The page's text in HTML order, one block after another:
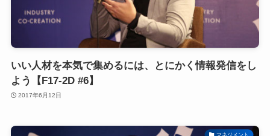
いい人材を本気で集めるには、とにかく情報発信をし
よう【F17-2D #6】
2017年6月12日
マネジメント